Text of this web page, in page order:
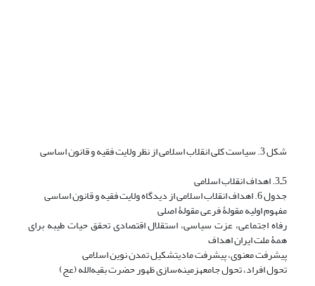
شکل 3. سیاست کلی انقلاب اسلامی از نظر ولایت فقیه و قانون اساسی
5ـ3. اهداف انقلاب اسلامی
جدول 6. اهداف انقلاب اسلامی از دیدگاه ولایت فقیه و قانون اساسی
مفهوم اولیه مقولۀ فرعی مقولۀ اصلی
رفاه اجتماعی، عزت سیاسی، استقلال اقتصادی تحقق حیات طیبه برای
همۀ ملت ایران اهداف
پیشرفت معنوی، پیشرفت مادیتشکیل تمدن نوین اسلامی
تحول افراد، تحول جامعهزمینه‌سازی ظهور حضرت بقیه‌الله (عج)